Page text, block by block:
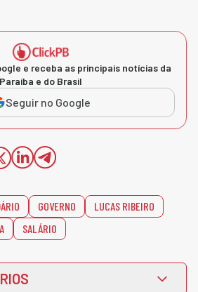
e receba as principais notícias da
Paraíba e do Brasil
Seguir no Google
GOVERNO
LUCAS RIBEIRO
SALÁRIO